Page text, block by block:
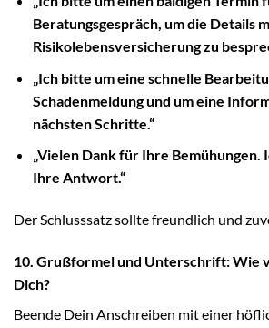
Beratungsgespräch, um die Details
Risikolebensversicherung zu
„Ich bitte um eine schnelle
Schadenmeldung und um eine
nächsten Schritte.“
„Vielen Dank für Ihre Bemühungen.
Ihre Antwort.“
Der Schlusssatz sollte freundlich und
10. Grußformel und Unterschrift: Wie
Dich?
Beende Dein Anschreiben mit einer